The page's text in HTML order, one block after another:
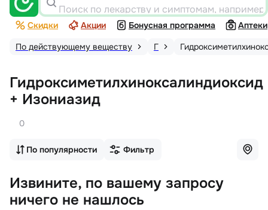
Поиск по лекарству и симптомам,
Скидки Акции Бонусная программа
Аптеки
По действующему веществу
Г
Гидроксиметилхиноксалиндиоксид
+ Изониазид
0
По популярности Фильтр
Извините, по вашему запросу
ничего не нашлось